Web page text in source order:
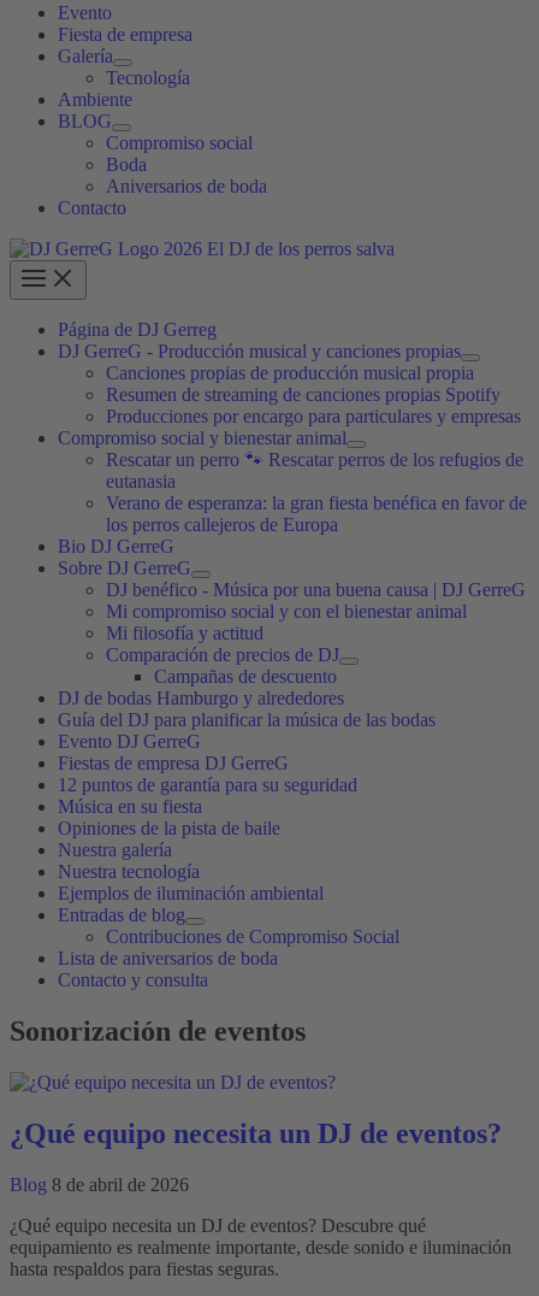
Evento
Fiesta de empresa
Galería
Tecnología
Ambiente
BLOG
Compromiso social
Boda
Aniversarios de boda
Contacto
Página de DJ Gerreg
DJ GerreG - Producción musical y canciones propias
Canciones propias de producción musical propia
Resumen de streaming de canciones propias Spotify
Producciones por encargo para particulares y empresas
Compromiso social y bienestar animal
Rescatar un perro 🐾 Rescatar perros de los refugios de
eutanasia
Verano de esperanza: la gran fiesta benéfica en favor de
los perros callejeros de Europa
Bio DJ GerreG
Sobre DJ GerreG
DJ benéfico - Música por una buena causa | DJ GerreG
Mi compromiso social y con el bienestar animal
Mi filosofía y actitud
Comparación de precios de DJ
Campañas de descuento
DJ de bodas Hamburgo y alrededores
Guía del DJ para planificar la música de las bodas
Evento DJ GerreG
Fiestas de empresa DJ GerreG
12 puntos de garantía para su seguridad
Música en su fiesta
Opiniones de la pista de baile
Nuestra galería
Nuestra tecnología
Ejemplos de iluminación ambiental
Entradas de blog
Contribuciones de Compromiso Social
Lista de aniversarios de boda
Contacto y consulta
Sonorización de eventos
¿Qué equipo necesita un DJ de eventos?
Blog 8 de abril de 2026
¿Qué equipo necesita un DJ de eventos? Descubre qué
equipamiento es realmente importante, desde sonido e iluminación
hasta respaldos para fiestas seguras.